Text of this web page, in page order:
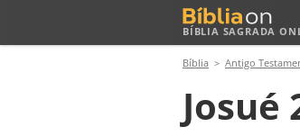
BÍBLIA SAGRADA
Bíblia Antigo
Josué